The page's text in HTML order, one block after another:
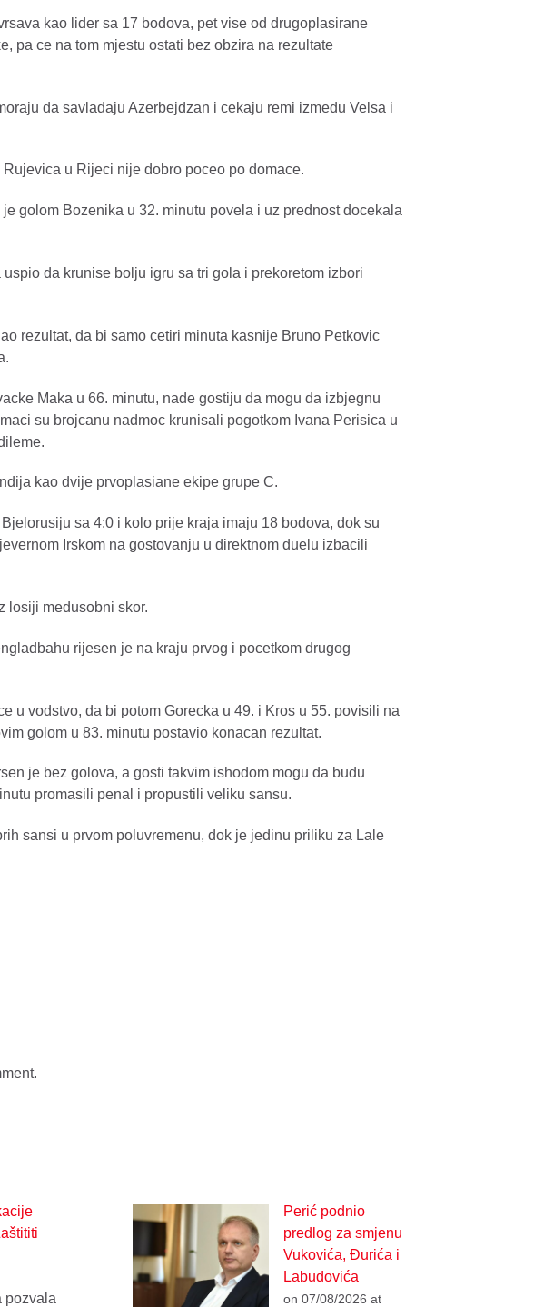
kao lider sa 17 bodova, pet vise od drugoplasirane
pa ce na tom mjestu ostati bez obzira na rezultate
da savladaju Azerbejdzan i cekaju remi izmedu Velsa i
u Rijeci nije dobro poceo po domace.
golom Bozenika u 32. minutu povela i uz prednost docekala
da krunise bolju igru sa tri gola i prekoretom izbori
rezultat, da bi samo cetiri minuta kasnije Bruno Petkovic
Maka u 66. minutu, nade gostiju da mogu da izbjegnu
su brojcanu nadmoc krunisali pogotkom Ivana Perisica u
kao dvije prvoplasiane ekipe grupe C.
sa 4:0 i kolo prije kraja imaju 18 bodova, dok su
Irskom na gostovanju u direktnom duelu izbacili
losiji medusobni skor.
rijesen je na kraju prvog i pocetkom drugog
u vodstvo, da bi potom Gorecka u 49. i Kros u 55. povisili na
golom u 83. minutu postavio konacan rezultat.
je bez golova, a gosti takvim ishodom mogu da budu
promasili penal i propustili veliku sansu.
sansi u prvom poluvremenu, dok je jedinu priliku za Lale
pozvala
Perić podnio
predlog za smjenu
Vukovića, Đurića i
Labudovića
on 07/08/2026 at